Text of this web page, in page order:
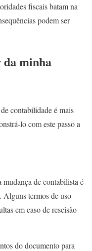
fiscais batam na
podem ser
minha
contabilidade é mais
lo com este passo a
de contabilista é
Alguns termos de uso
em caso de rescisão
do documento para